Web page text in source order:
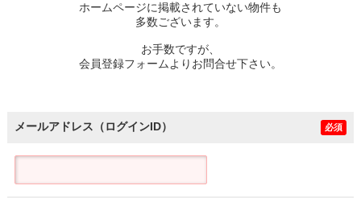
ホームページに掲載されていない物件も
多数ございます。
お手数ですが、
会員登録フォームよりお問合せ下さい。
メールアドレス（ログインID） 必須